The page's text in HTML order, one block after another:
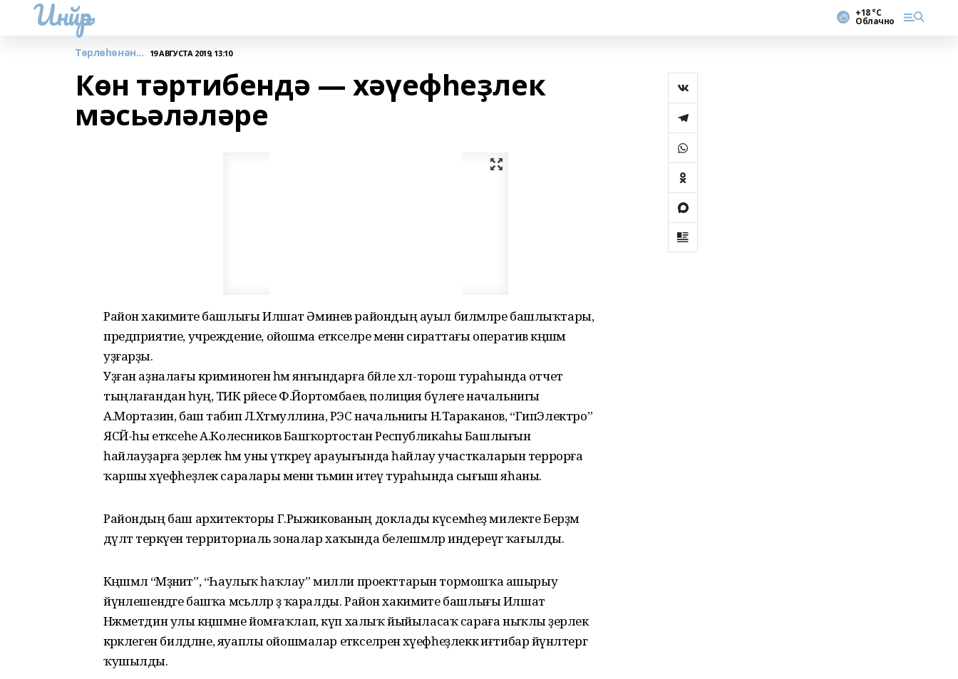
Инйәр +18 °С
Облачно
Төрлөһөнән... 19 АВГУСТА 2019, 13:10
Көн тәртибендә — хәүефһеҙлек
мәсьәләләре
Район хакимиәте башлығы Илшат Әминев райондың ауыл биләмәләре башлыҡтары,
предприятие, учреждение, ойошма етәкселәре менән сираттағы оператив кәңәшмә
уҙғарҙы.
Уҙған аҙналағы криминоген һәм янғындарға бәйле хәл-торош тураһында отчет
тыңлағандан һуң, ТИК рәйесе Ф.Йортомбаев, полиция бүлеге начальнигы
А.Мортазин, баш табип Л.Хәтмуллина, РЭС начальнигы Н.Тараканов, “ГипЭлектро”
ЯСЙ-һы етәксеһе А.Колесников Башҡортостан Республикаһы Башлығын
һайлауҙарға әҙерлек һәм уны үткәреү арауығында һайлау участкаларын террорға
ҡаршы хәүефһеҙлек саралары менән тәьмин итеү тураһында сығыш яһаны.
Райондың баш архитекторы Г.Рыжикованың доклады күсемһеҙ милекте Берҙәм
дәүләт теркәүенә территориаль зоналар хаҡында белешмәләр индереүгә ҡағылды.
Кәңәшмәлә “Мәҙәниәт”, “Һаулыҡ һаҡлау” милли проекттарын тормошҡа ашырыу
йүнәлешендәге башҡа мәсьәләләр ҙә ҡаралды. Район хакимиәте башлығы Илшат
Нәжметдин улы кәңәшмәне йомғаҡлап, күп халыҡ йыйыласаҡ сараға ныҡлы әҙерлек
кәрәклеген билдәләне, яуаплы ойошмалар етәкселәренә хәүефһеҙлеккә иғтибар йүнәлтергә
ҡушылды.